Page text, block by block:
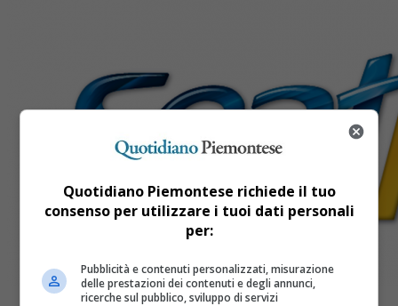
Quotidiano Piemontese richiede il tuo
consenso per utilizzare i tuoi dati personali
per:
Pubblicità e contenuti personalizzati, misurazione
delle prestazioni dei contenuti e degli annunci,
ricerche sul pubblico, sviluppo di servizi